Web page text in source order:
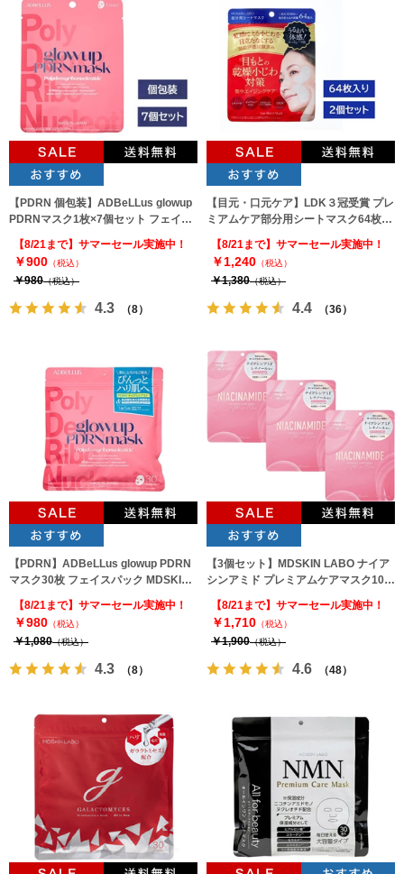
【PDRN 個包装】ADBeLLus glowup
PDRNマスク1枚×7個セット フェイス
パック MDSKIN LABO
【8/21まで】サマーセール実施中！
￥900 （税込）
￥980（税込）
4.3 （8）
【目元・口元ケア】LDK３冠受賞 プレ
ミアムケア部分用シートマスク64枚入
り×２袋 MDSKIN LABO
【8/21まで】サマーセール実施中！
￥1,240 （税込）
￥1,380（税込）
4.4 （36）
【PDRN】ADBeLLus glowup PDRN
マスク30枚 フェイスパック MDSKIN
LABO
【8/21まで】サマーセール実施中！
￥980 （税込）
￥1,080（税込）
4.3 （8）
【3個セット】MDSKIN LABO ナイア
シンアミド プレミアムケアマスク10枚
入り
【8/21まで】サマーセール実施中！
￥1,710 （税込）
￥1,900（税込）
4.6 （48）